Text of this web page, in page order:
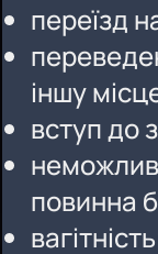
переїзд
іншу
вступ до
повинна